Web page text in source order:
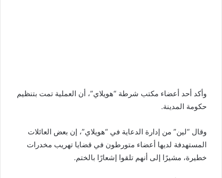
وأكد أحد أعضاء مكتب شرطة “هويلاي”، أن العملية تمت بتنظيم
حكومة المدينة.
وقال “لين” من إدارة الدعاية في “هويلاي”، إن بعض العائلات
المستهدفة لديها أعضاء متورطون في قضايا تهريب مخدرات
خطيرة، مشيرًا إلى أنهم تلقوا إشعارًا بالختم.